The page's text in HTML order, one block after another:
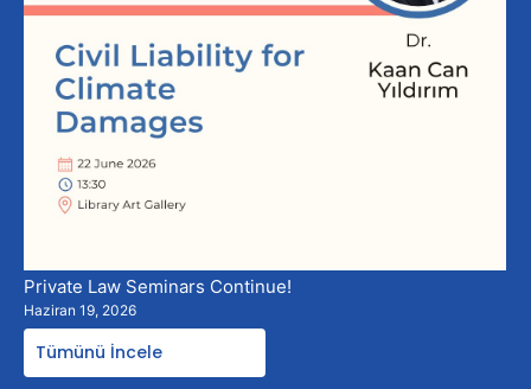
Private Law Seminars Continue!
Haziran 19, 2026
Tümünü İncele